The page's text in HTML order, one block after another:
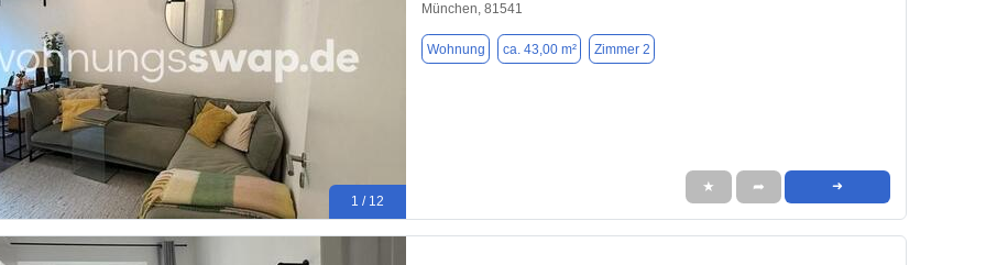
1 / 12
München, 81541
Wohnung ca. 43,00 m² Zimmer 2
★ ➦ ➜